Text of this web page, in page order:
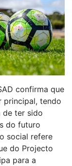
confirma que
principal, tendo
de ter sido
do futuro
social refere
do Projecto
para a